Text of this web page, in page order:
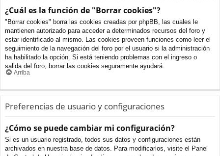
¿Cuál es la función de "Borrar cookies"?
"Borrar cookies" borra las cookies creadas por phpBB, las cuales le
mantienen autorizado para acceder a determinados recursos del foro y
estar identificado al mismo. Las cookies proveen funciones como leer el
seguimiento de la navegación del foro por el usuario si la administración
ha habilitado la opción. Si está teniendo problemas con el ingreso o
salida del foro, borrar las cookies seguramente ayudará.
Arriba
Preferencias de usuario y configuraciones
¿Cómo se puede cambiar mi configuración?
Si es un usuario registrado, todos sus datos y configuraciones están
archivados en nuestra base de datos. Para modificarlos, visite el Panel